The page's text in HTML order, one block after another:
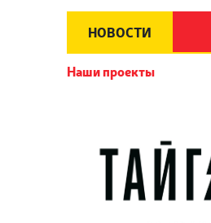
НОВОСТИ
Наши проекты